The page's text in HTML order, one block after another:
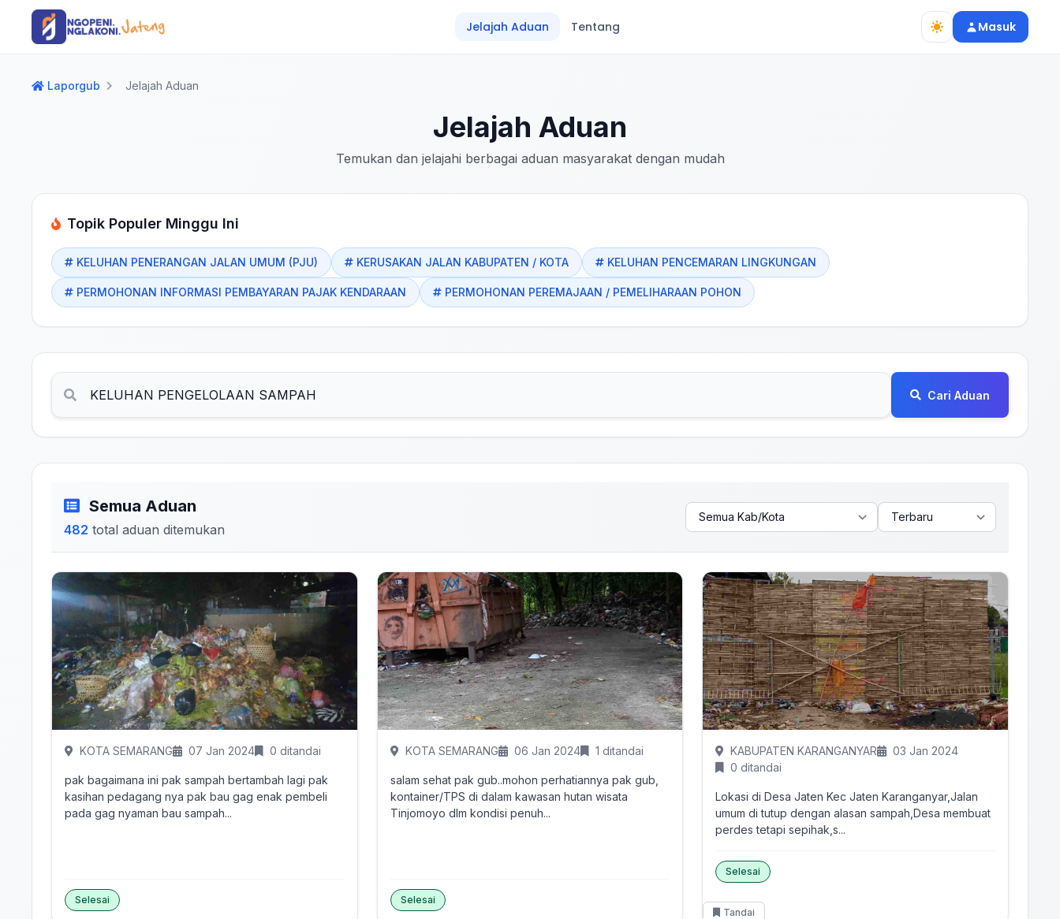
Langsung ke konten utama
Langsung ke navigasi
Jelajah Aduan
Tentang Masuk
Laporgub Jelajah Aduan
Jelajah Aduan
Temukan dan jelajahi berbagai aduan masyarakat dengan mudah
Topik Populer Minggu Ini
KELUHAN PENERANGAN JALAN UMUM (PJU) KERUSAKAN JALAN KABUPATEN / KOTA KELUHAN PENCEMARAN LINGKUNGAN
PERMOHONAN INFORMASI PEMBAYARAN PAJAK KENDARAAN PERMOHONAN PEREMAJAAN / PEMELIHARAAN POHON
Cari Aduan
Semua Aduan
482 total aduan ditemukan
KOTA SEMARANG 07 Jan 2024 0 ditandai
pak bagaimana ini pak sampah bertambah lagi pak
kasihan pedagang nya pak bau gag enak pembeli
pada gag nyaman bau sampah...
Selesai
KOTA SEMARANG 06 Jan 2024 1 ditandai
salam sehat pak gub..mohon perhatiannya pak gub,
kontainer/TPS di dalam kawasan hutan wisata
Tinjomoyo dlm kondisi penuh...
Selesai
KABUPATEN KARANGANYAR
03 Jan 2024
0 ditandai
Lokasi di Desa Jaten Kec Jaten Karanganyar,Jalan
umum di tutup dengan alasan sampah,Desa membuat
perdes tetapi sepihak,s...
Selesai
Tandai